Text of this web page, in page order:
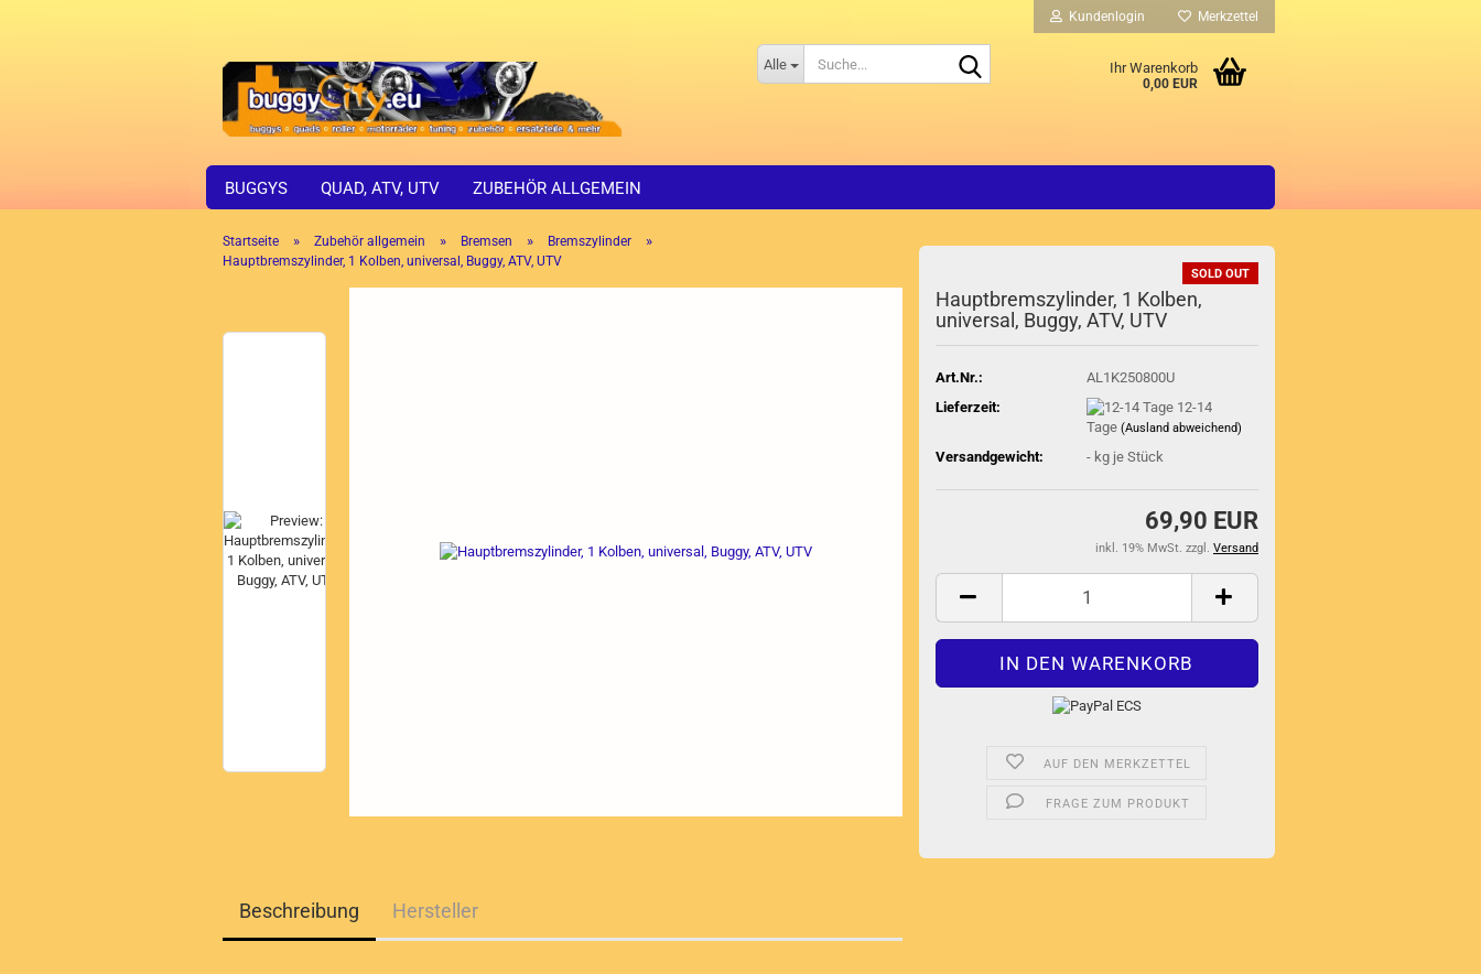
Kundenlogin Merkzettel
Alle
Ihr Warenkorb
0,00 EUR
BUGGYS QUAD, ATV, UTV ZUBEHÖR ALLGEMEIN
Startseite » Zubehör allgemein » Bremsen » Bremszylinder »
Hauptbremszylinder, 1 Kolben, universal, Buggy, ATV, UTV
SOLD OUT
Hauptbremszylinder, 1 Kolben,
universal, Buggy, ATV, UTV
Art.Nr.:
AL1K250800U
Lieferzeit:
12-14
Tage (Ausland abweichend)
Versandgewicht: -kg je Stück
69,90 EUR
inkl. 19% MwSt. zzgl. Versand
AUF DEN MERKZETTEL
FRAGE ZUM PRODUKT
Beschreibung Hersteller